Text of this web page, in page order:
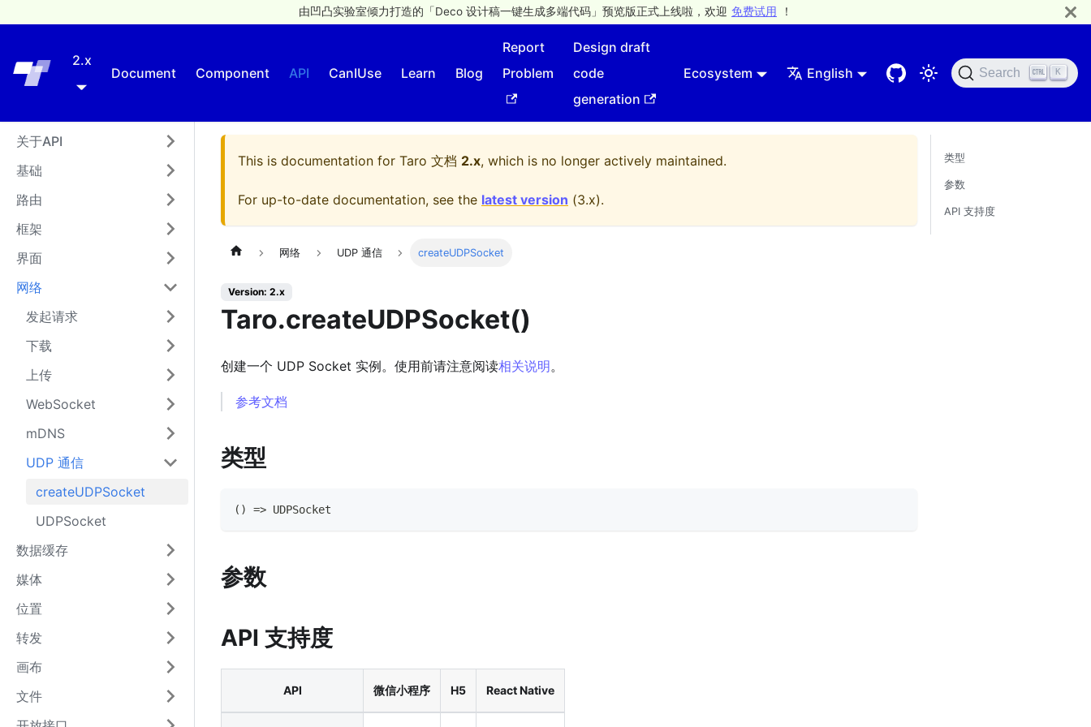
由凹凸实验室倾力打造的「Deco 设计稿一键生成多端代码」预览版正式上线啦，欢迎 免费试用 ！
2.x
Document
Component API CanIUse Learn Blog
Report
Problem
Design draft
code
generation
Ecosystem English Search K
关于API
基础
路由
框架
界面
网络
发起请求
下载
上传
WebSocket
mDNS
UDP 通信
createUDPSocket
UDPSocket
数据缓存
媒体
位置
转发
画布
文件
This is documentation for Taro 文档 2.x, which is no longer actively maintained.
For up-to-date documentation, see the latest version (3.x).
网络 UDP 通信 createUDPSocket
Version: 2.x
Taro.createUDPSocket()
创建一个 UDP Socket 实例。使用前请注意阅读相关说明。
参考文档
类型
( ) => UDPSocket
参数
API 支持度
API 微信小程序 H5 React Native
类型
参数
API 支持度